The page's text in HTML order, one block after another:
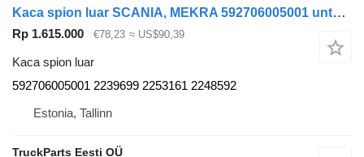
Kaca spion luar SCANIA, MEKRA 592706005001 untuk Volvo B7, B8, B9, B12 bus (2005-)
Rp 1.615.000 €78,23 ≈ US$90,39
Kaca spion luar
592706005001 2239699 2253161 2248592
Estonia, Tallinn
TruckParts Eesti OÜ